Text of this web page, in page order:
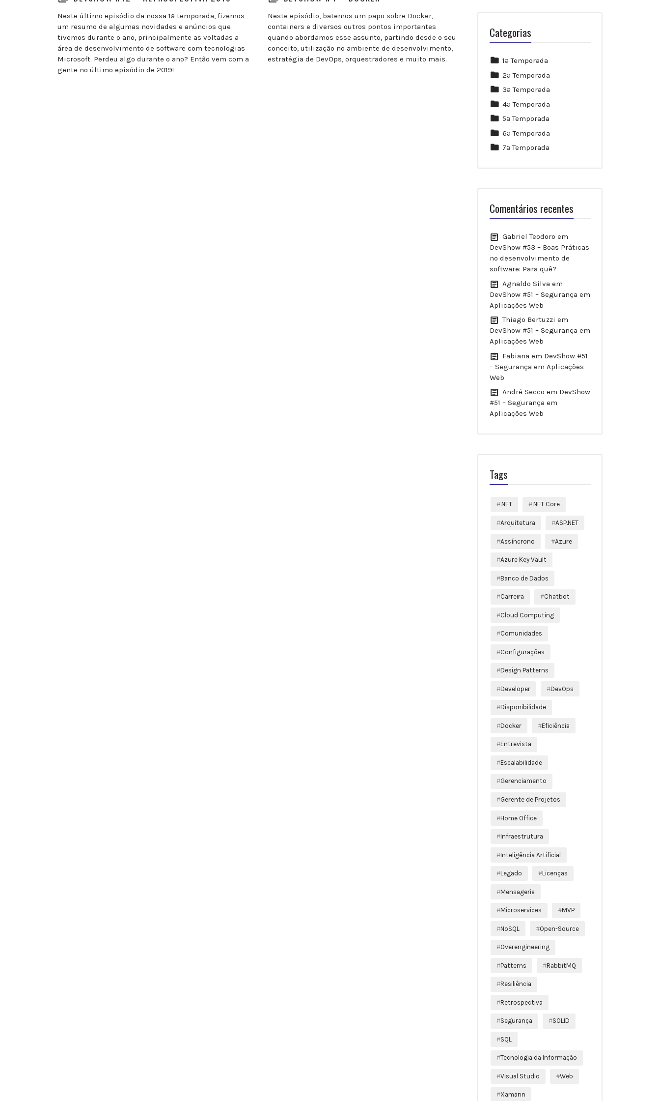
Neste último episódio da nossa 1ª temporada, fizemos
um resumo de algumas novidades e anúncios que
tivemos durante o ano, principalmente as voltadas a
área de desenvolvimento de software com tecnologias
Microsoft. Perdeu algo durante o ano? Então vem com a
gente no último episódio de 2019!
Neste episódio, batemos um papo sobre Docker,
containers e diversos outros pontos importantes
quando abordamos esse assunto, partindo desde o seu
conceito, utilização no ambiente de desenvolvimento,
estratégia de DevOps, orquestradores e muito mais.
Categorias
1ª Temporada
2ª Temporada
3ª Temporada
4ª Temporada
5ª Temporada
6ª Temporada
7ª Temporada
Comentários recentes
Gabriel Teodoro em
DevShow #53 – Boas Práticas
no desenvolvimento de
software: Para quê?
Agnaldo Silva em
DevShow #51 – Segurança em
Aplicações Web
Thiago Bertuzzi em
DevShow #51 – Segurança em
Aplicações Web
Fabiana em DevShow #51
– Segurança em Aplicações
Web
André Secco em DevShow
#51 – Segurança em
Aplicações Web
Tags
.NET .NET Core
Arquitetura ASP.NET
Assíncrono Azure
Azure Key Vault
Banco de Dados
Carreira Chatbot
Cloud Computing
Comunidades
Configurações
Design Patterns
Developer DevOps
Disponibilidade
Docker Eficiência
Entrevista
Escalabilidade
Gerenciamento
Gerente de Projetos
Home Office
Infraestrutura
Inteligência Artificial
Legado Licenças
Mensageria
Microservices MVP
NoSQL Open-Source
Overengineering
Patterns RabbitMQ
Resiliência
Retrospectiva
Segurança SOLID
SQL
Tecnologia da Informação
Visual Studio Web
Xamarin